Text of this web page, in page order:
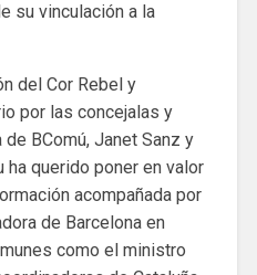
su vinculación a la
del Cor Rebel y
por las concejalas y
BComú, Janet Sanz y
ha querido poner en valor
acompañada por
de Barcelona en
como el ministro